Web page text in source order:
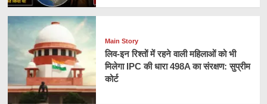
Main Story
लिव-इन रिश्तों में रहने वाली महिलाओं को भी
मिलेगा IPC की धारा 498A का संरक्षण: सुप्रीम
कोर्ट